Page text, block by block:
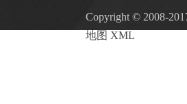
Copyright © 2008-
地图 XML